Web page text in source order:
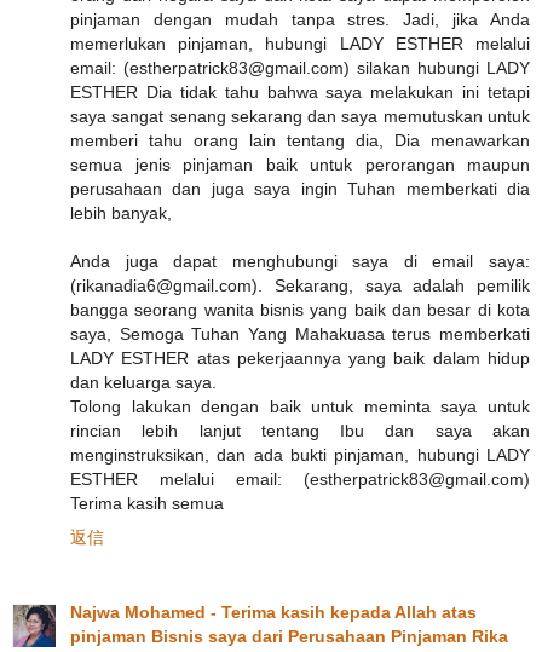
pinjaman dengan mudah tanpa stres. Jadi, jika Anda
memerlukan pinjaman, hubungi LADY ESTHER melalui
email: (estherpatrick83@gmail.com) silakan hubungi LADY
ESTHER Dia tidak tahu bahwa saya melakukan ini tetapi
saya sangat senang sekarang dan saya memutuskan untuk
memberi tahu orang lain tentang dia, Dia menawarkan
semua jenis pinjaman baik untuk perorangan maupun
perusahaan dan juga saya ingin Tuhan memberkati dia
lebih banyak,
Anda juga dapat menghubungi saya di email saya:
(rikanadia6@gmail.com). Sekarang, saya adalah pemilik
bangga seorang wanita bisnis yang baik dan besar di kota
saya, Semoga Tuhan Yang Mahakuasa terus memberkati
LADY ESTHER atas pekerjaannya yang baik dalam hidup
dan keluarga saya.
Tolong lakukan dengan baik untuk meminta saya untuk
rincian lebih lanjut tentang Ibu dan saya akan
menginstruksikan, dan ada bukti pinjaman, hubungi LADY
ESTHER melalui email: (estherpatrick83@gmail.com)
Terima kasih semua
返信
Najwa Mohamed - Terima kasih kepada Allah atas
pinjaman Bisnis saya dari Perusahaan Pinjaman Rika